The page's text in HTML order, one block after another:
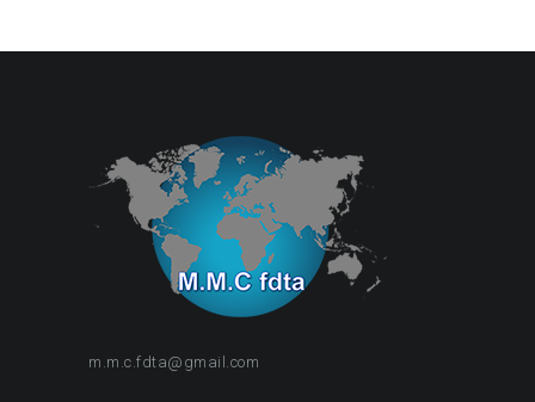
m.m.c.fdta@gmail.com